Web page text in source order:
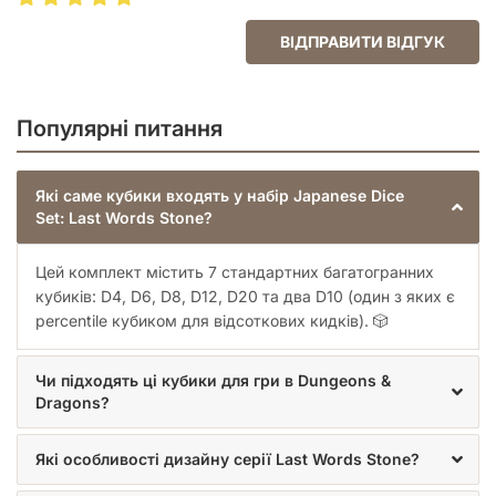
сьогунів, містичних історій, де герої стикаються з духами
та божествами, або навіть для сучасних пригод, що
черпають натхнення у східній культурі.Японські кубики
символізму.
Дотик до досконалості: Тактильні
відчуття
Крім візуальної привабливості,Набір кубиків Japanese Dice
Set: Last Words Stone (7)пропонує надзвичайні тактильні
відчуття. Кубики мають приємну вагу, що свідчить про
якість матеріалу, з якого вони виготовлені. Це не легкі
пластикові кубики, а відчутні «камені», які зручно лежать в
руці. Можливо, їх поверхня має легку шорсткість, що імітує
поліровка, яка підкреслює їхню цінність. Такий дизайн не
тільки естетично привабливий, але й забезпечує
комфортний та впевнений кидок, що є важливим для
ВІДПРАВИТИ ВІДГУК
Популярні питання
Які саме кубики входять у набір Japanese Dice
Set: Last Words Stone?
Цей комплект містить 7 стандартних багатогранних
кубиків: D4, D6, D8, D12, D20 та два D10 (один з яких є
percentile кубиком для відсоткових кидків). 🎲
Чи підходять ці кубики для гри в Dungeons &
Dragons?
Які особливості дизайну серії Last Words Stone?